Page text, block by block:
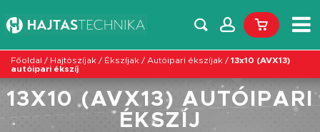
Főoldal / Hajtószíjak / Ékszíjak / Autóipari ékszíjak / 13x10 (AVX13)
autóipari ékszíj
13X10 (AVX13) AUTÓIPARI
ÉKSZÍJ